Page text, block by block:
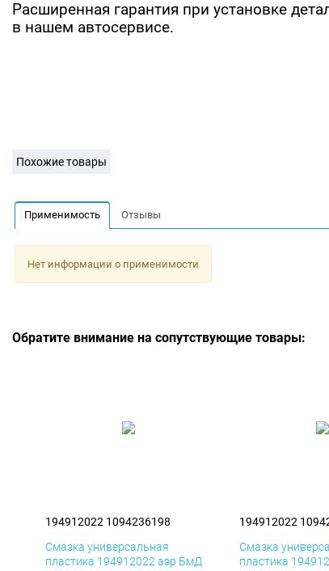
Расширенная гарантия при установке
в нашем автосервисе.
Похожие товары
Применимость Отзывы
Нет информации о применимости
Обратите внимание на сопутствующие товары:
194912022 1094236198
Смазка универсальная
пластика 194912022 аэр БмД
194912022
Смазка
пластика